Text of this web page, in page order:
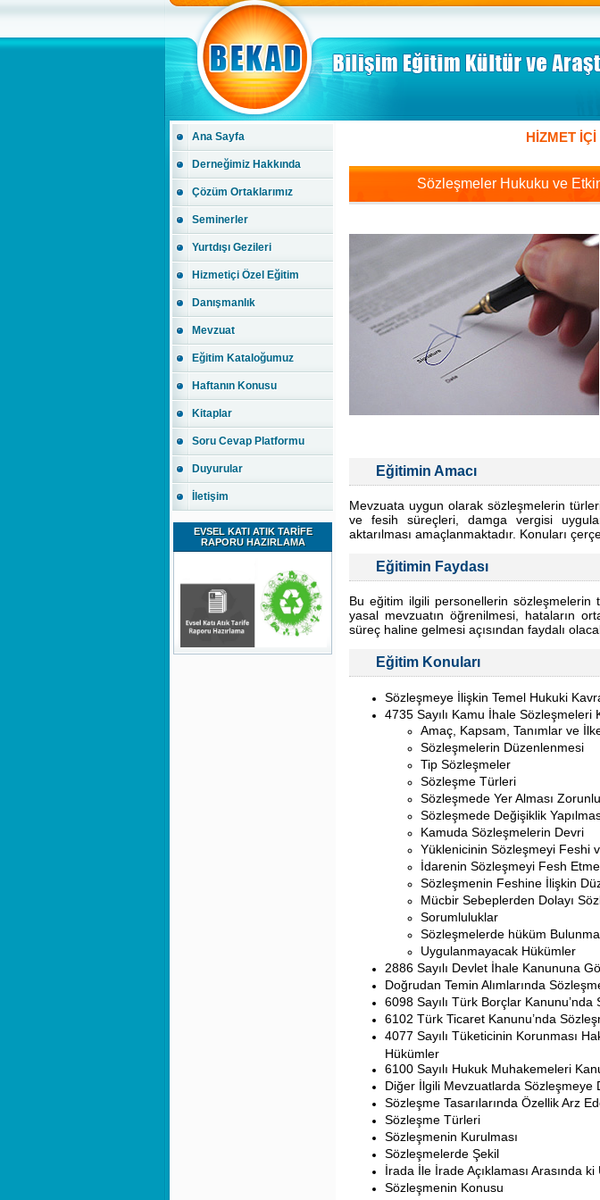
Ana Sayfa
Derneğimiz Hakkında
Çözüm Ortaklarımız
Seminerler
Yurtdışı Gezileri
Hizmetiçi Özel Eğitim
Danışmanlık
Mevzuat
Eğitim Kataloğumuz
Haftanın Konusu
Kitaplar
Soru Cevap Platformu
Duyurular
İletişim
EVSEL KATI ATIK TARİFE
RAPORU HAZIRLAMA
HİZMET
Sözleşmeler Hukuku ve
Eğitimin Amacı
Mevzuata uygun olarak sözleşmelerin
ve fesih süreçleri, damga vergisi
aktarılması amaçlanmaktadır. Konuları
Eğitimin Faydası
Bu eğitim ilgili personellerin sözleşmelerin
yasal mevzuatın öğrenilmesi, hataların
süreç haline gelmesi açısından faydalı
Eğitim Konuları
Sözleşmeye İlişkin Temel Hukuki
4735 Sayılı Kamu İhale
Amaç, Kapsam, Tanımlar ve
Sözleşmelerin Düzenlenmesi
Tip Sözleşmeler
Sözleşme Türleri
Sözleşmede Yer Alması
Sözleşmede Değişiklik
Kamuda Sözleşmelerin Devri
Yüklenicinin Sözleşmeyi Feshi
İdarenin Sözleşmeyi Fesh
Sözleşmenin Feshine İlişkin
Mücbir Sebeplerden Dolayı
Sorumluluklar
Sözleşmelerde hüküm
Uygulanmayacak Hükümler
2886 Sayılı Devlet İhale Kanununa
Doğrudan Temin Alımlarında
6098 Sayılı Türk Borçlar
6102 Türk Ticaret Kanunu’nda
4077 Sayılı Tüketicinin Korunması
Hükümler
6100 Sayılı Hukuk Muhakemeleri
Diğer İlgili Mevzuatlarda Sözleşmeye
Sözleşme Tasarılarında Özellik Arz
Sözleşme Türleri
Sözleşmenin Kurulması
Sözleşmelerde Şekil
İrada İle İrade Açıklaması Arasında
Sözleşmenin Konusu